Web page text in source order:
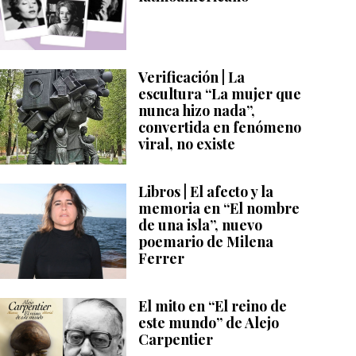
Verificación | La
escultura “La mujer que
nunca hizo nada”,
convertida en fenómeno
viral, no existe
Libros | El afecto y la
memoria en “El nombre
de una isla”, nuevo
poemario de Milena
Ferrer
El mito en “El reino de
este mundo” de Alejo
Carpentier